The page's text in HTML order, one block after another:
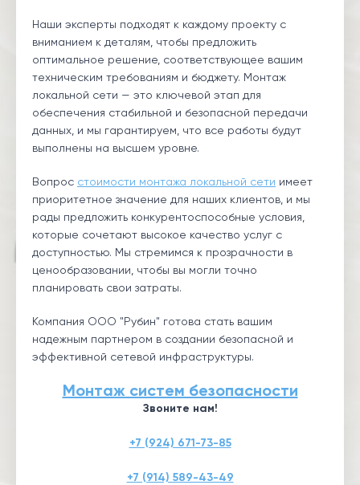
Наши эксперты подходят к каждому проекту с
вниманием к деталям, чтобы предложить
оптимальное решение, соответствующее вашим
техническим требованиям и бюджету. Монтаж
локальной сети — это ключевой этап для
обеспечения стабильной и безопасной передачи
данных, и мы гарантируем, что все работы будут
выполнены на высшем уровне.
Вопрос стоимости монтажа локальной сети имеет
приоритетное значение для наших клиентов, и мы
рады предложить конкурентоспособные условия,
которые сочетают высокое качество услуг с
доступностью. Мы стремимся к прозрачности в
ценообразовании, чтобы вы могли точно
планировать свои затраты.
Компания ООО "Рубин" готова стать вашим
надежным партнером в создании безопасной и
эффективной сетевой инфраструктуры.
Монтаж систем безопасности
Звоните нам!
+7 (924) 671-73-85
+7 (914) 589-43-49